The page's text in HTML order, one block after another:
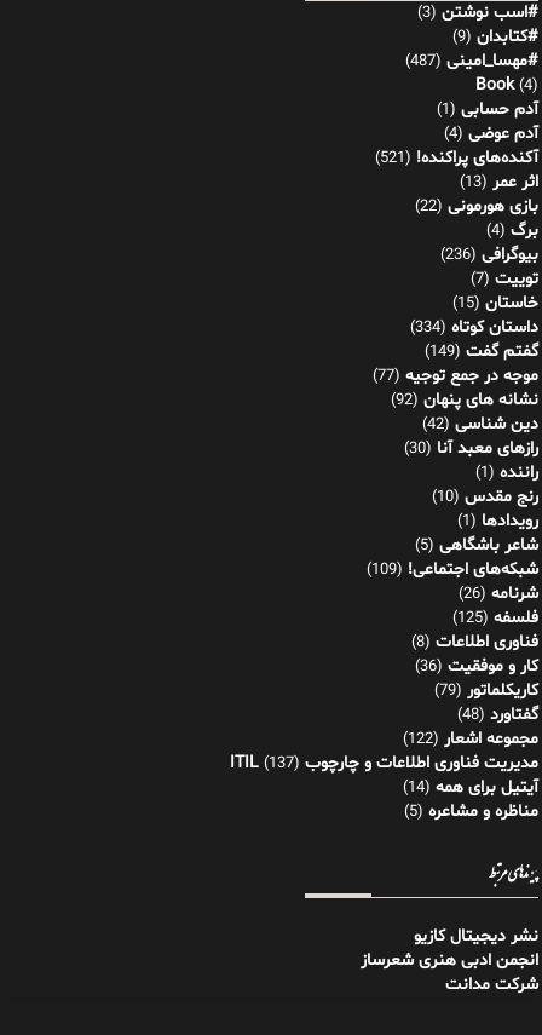
#اسب نوشتن (3)
#کتابدان (9)
#مهسا_امینی (487)
Book(4)
آدم حسابی (1)
آدم عوضی (4)
آکنده‌های پراکنده! (521)
اثر عمر (13)
بازی هورمونی (22)
برگ (4)
بیوگرافی (236)
توییت (7)
خاستان (15)
داستان کوتاه (334)
گفتم گفت (149)
موجه در جمع توجیه (77)
نشانه های پنهان (92)
دین شناسی (42)
رازهای معبد آنا (30)
راننده (1)
رنج مقدس (10)
رویدادها (1)
شاعر باشگاهی (5)
شبکه‌های اجتماعی! (109)
شرنامه (26)
فلسفه (125)
فناوری اطلاعات (8)
کار و موفقیت (36)
کاریکلماتور (79)
گفتاورد (48)
مجموعه اشعار (122)
مدیریت فناوری اطلاعات و چارچوب ITIL (137)
آیتیل برای همه (14)
مناظره و مشاعره (5)
پیوندهای مرتبط
نشر دیجیتال کازیو
انجمن ادبی هنری شعرساز
شرکت مدانت